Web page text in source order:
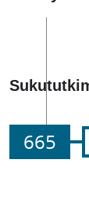
665